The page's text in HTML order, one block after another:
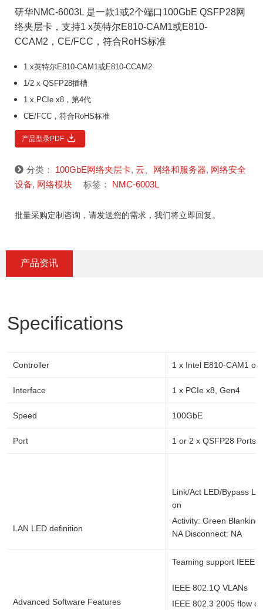
研华NMC-6003L 是一款1或2个端口100GbE QSFP28网
络夹层卡，支持1 x英特尔E810-CAM1或E810-
CCAM2，CE/FCC，符合RoHS标准
1 x英特尔E810-CAM1或E810-CCAM2
1/2 x QSFP28插槽
1 x PCIe x8，第4代
CE/FCC，符合RoHS标准
产品型录PDF
分类： 100GbE网络夹层卡, 云、网络和服务器, 网络安全
设备, 网络模块 标签： NMC-6003L
批量采购定制咨询，请发送您的需求，我们将立即回复。
产品资讯
Specifications
Controller 1 x Intel E810-CAM1 or
Interface 1 x PCIe x8, Gen4
Speed 100GbE
Port 1 or 2 x QSFP28 Ports
LAN LED definition
Link/Act LED/Bypass
on
Activity: Green Blanking
NA Disconnect: NA
Advanced Software Features
Teaming support IEEE
IEEE 802.1Q VLANs
IEEE 802.3 2005 flow